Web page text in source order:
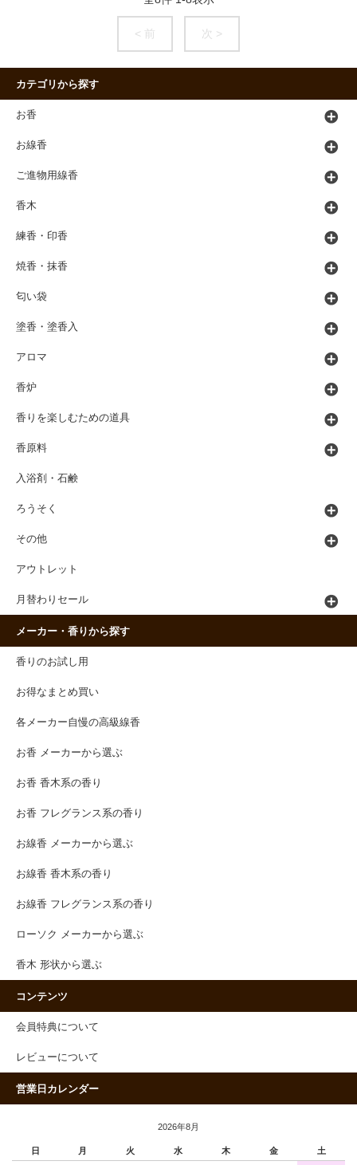
< 前 次 >
カテゴリから探す
お香
お線香
ご進物用線香
香木
練香・印香
焼香・抹香
匂い袋
塗香・塗香入
アロマ
香炉
香りを楽しむための道具
香原料
入浴剤・石鹸
ろうそく
その他
アウトレット
月替わりセール
メーカー・香りから探す
香りのお試し用
お得なまとめ買い
各メーカー自慢の高級線香
お香 メーカーから選ぶ
お香 香木系の香り
お香 フレグランス系の香り
お線香 メーカーから選ぶ
お線香 香木系の香り
お線香 フレグランス系の香り
ローソク メーカーから選ぶ
香木 形状から選ぶ
コンテンツ
会員特典について
レビューについて
営業日カレンダー
2026年8月
日 月 火 水 木 金 土